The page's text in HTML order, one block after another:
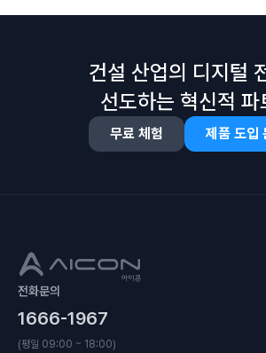
건설 산업의 디지털
선도하는 혁신적 파
무료 체험 제품 도입
전화문의
1666-1967
(평일 09:00 ~ 18:00)